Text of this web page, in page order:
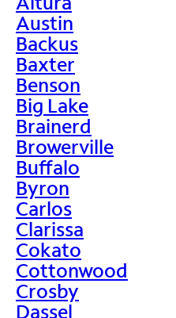
Austin
Backus
Baxter
Benson
Big Lake
Brainerd
Browerville
Buffalo
Byron
Carlos
Clarissa
Cokato
Cottonwood
Crosby
Dassel